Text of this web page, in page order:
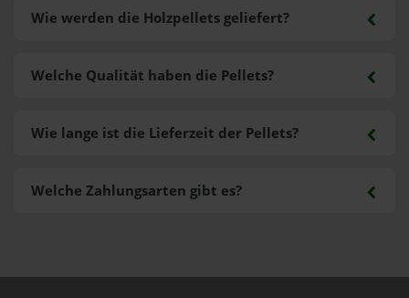
Wie werden die Holzpellets geliefert?
Welche Zahlungsarten gibt es?
Welche Qualität haben die Pellets?
Wie lange ist die Lieferzeit der Pellets?